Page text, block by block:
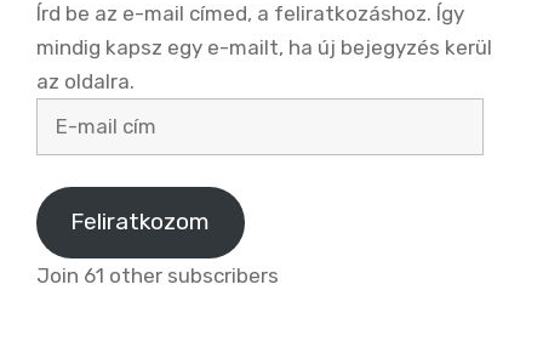
Írd be az e-mail címed, a feliratkozáshoz. Így
mindig kapsz egy e-mailt, ha új bejegyzés kerül
az oldalra.
mail
cím
Feliratkozom
Join 61 other subscribers